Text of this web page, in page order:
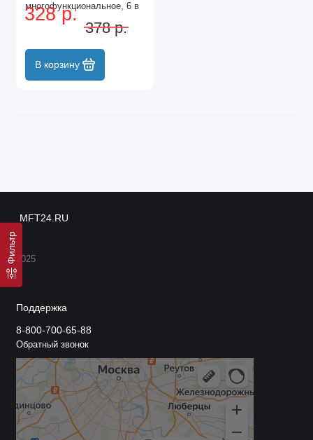
Фильтр
многофункциональное, 6 в
1 Matrix
328 р.
378 р.
В корзину
MFT24.RU
2025
Поддержка
8-800-700-65-88
Обратный звонок